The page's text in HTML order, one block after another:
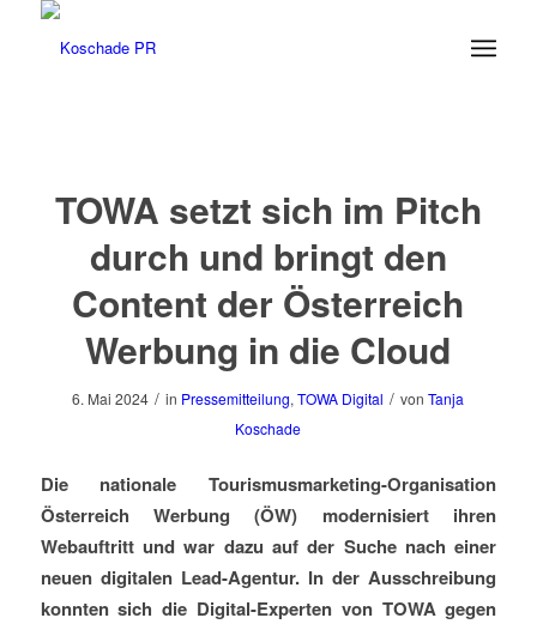
TOWA setzt sich im Pitch
durch und bringt den
Content der Österreich
Werbung in die Cloud
6. Mai 2024 / in Pressemitteilung,TOWA Digital / vonTanja
Koschade
Die nationale Tourismusmarketing-Organisation
Österreich Werbung (ÖW) modernisiert ihren
Webauftritt und war dazu auf der Suche nach einer
neuen digitalen Lead-Agentur. In der Ausschreibung
konnten sich die Digital-Experten von TOWA gegen